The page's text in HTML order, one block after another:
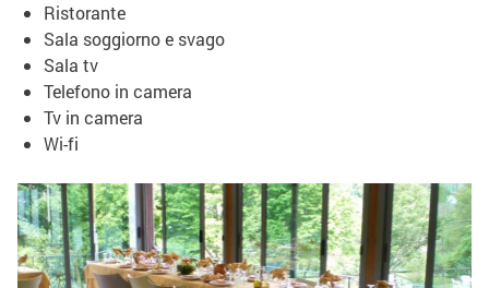
Ristorante
Sala soggiorno e svago
Sala tv
Telefono in camera
Tv in camera
Wi-fi